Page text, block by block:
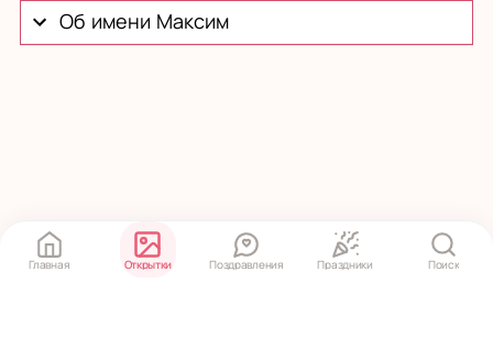
Об имени Максим
Главная Открытки Поздравления Праздники Поиск